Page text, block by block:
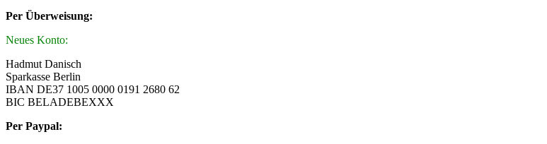
Per Überweisung:
Neues Konto:
Hadmut Danisch
Sparkasse Berlin
IBAN DE37 1005 0000 0191 2680 62
BIC BELADEBEXXX
Per Paypal: